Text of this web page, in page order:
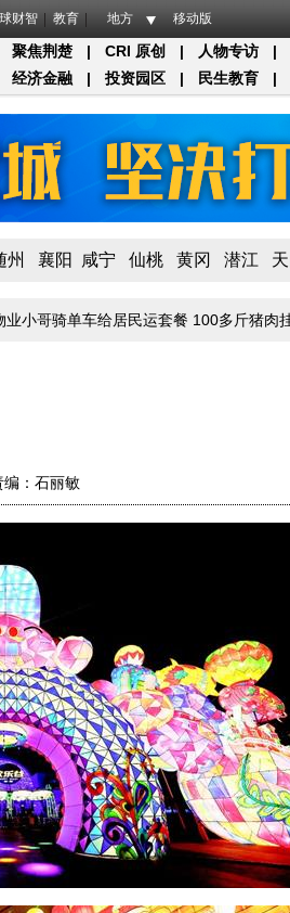
财智 教育 地方 移动版
聚焦荆楚 | CRI 原创 | 人物专访 |
经济金融 | 投资园区 | 民生教育 |
州 襄阳 咸宁 仙桃 黄冈 潜江
骑单车给居民运套餐 100多斤猪肉挂满
编：石丽敏